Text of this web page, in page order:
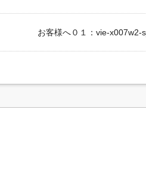
お客様へ０１：vie-x007w2-